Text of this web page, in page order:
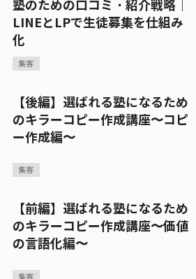
塾のための口コミ・紹介戦略｜
LINEとLPで生徒募集を仕組み
化
集客
【後編】選ばれる塾になるため
のキラーコピー作成講座〜コピ
ー作成編〜
集客
【前編】選ばれる塾になるため
のキラーコピー作成講座〜価値
の言語化編〜
集客